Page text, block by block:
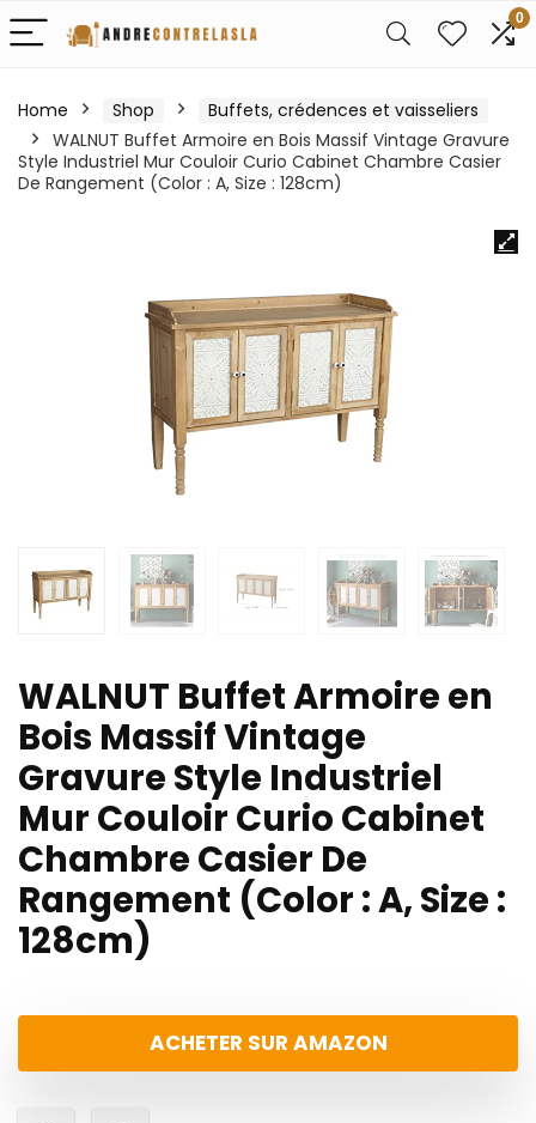
0
Home Shop
Buffets, crédences et vaisseliers
WALNUT Buffet Armoire en Bois Massif Vintage Gravure
Style Industriel Mur Couloir Curio Cabinet Chambre Casier
De Rangement (Color : A, Size : 128cm)
WALNUT Buffet Armoire en
Bois Massif Vintage
Gravure Style Industriel
Mur Couloir Curio Cabinet
Chambre Casier De
Rangement (Color : A, Size :
128cm)
ACHETER SUR AMAZON